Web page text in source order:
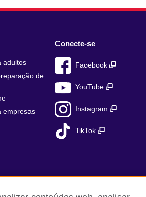
adultos
de
empresas
Conecte-se
Facebook
YouTube
Instagram
TikTok